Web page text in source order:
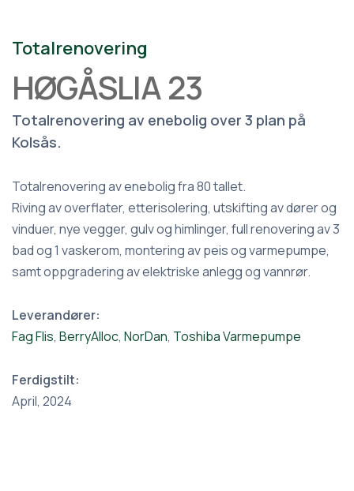
Totalrenovering
HØGÅSLIA 23
Totalrenovering av enebolig over 3 plan på
Kolsås.
Totalrenovering av enebolig fra 80 tallet.
Riving av overflater, etterisolering, utskifting av dører og
vinduer, nye vegger, gulv og himlinger, full renovering av 3
bad og 1 vaskerom, montering av peis og varmepumpe,
samt oppgradering av elektriske anlegg og vannrør.
Leverandører:
Fag Flis, BerryAlloc, NorDan, Toshiba Varmepumpe
Ferdigstilt:
April, 2024